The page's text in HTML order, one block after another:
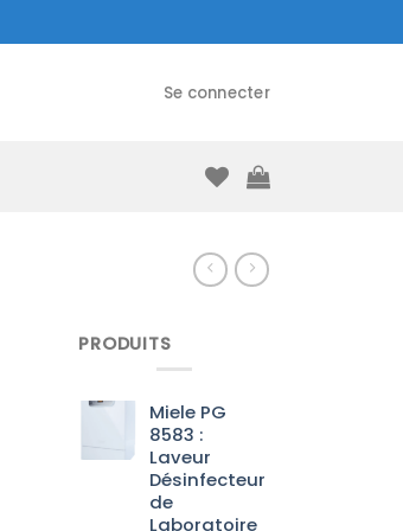
Se connecter
PRODUITS
Miele PG
8583 :
Laveur
Désinfecteur
de
Laboratoire